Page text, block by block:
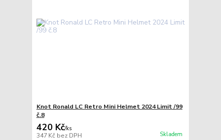
Knot Ronald LC Retro Mini Helmet 2024 Limit /99
č.8
420 Kč/ks
347 Kč bez DPH Skladem